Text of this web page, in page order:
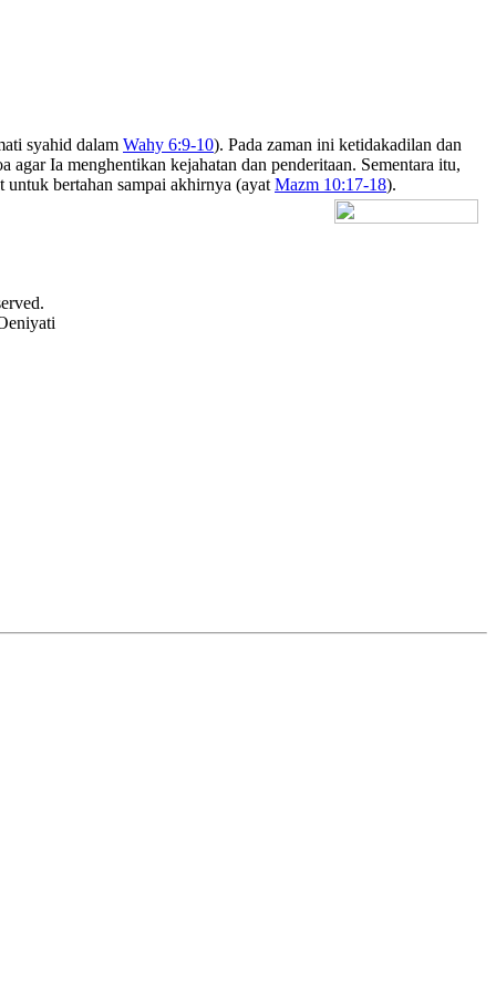
syahid dalam Wahy 6:9-10). Pada zaman ini ketidakadilan dan
Ia menghentikan kejahatan dan penderitaan. Sementara itu,
bertahan sampai akhirnya (ayat Mazm 10:17-18).